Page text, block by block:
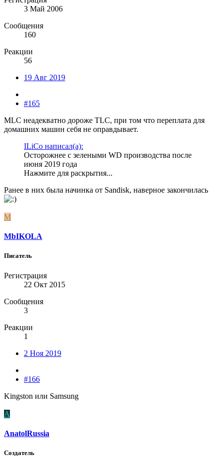
3 Май 2006
Сообщения
160
Реакции
56
19 Авг 2019
#165
MLC неадекватно дороже TLC, при том что переплата для
домашних машин себя не оправдывает.
ILiCo написал(а):
Осторожнее с зелеными WD производства после
июня 2019 года
Нажмите для раскрытия...
Ранee в них была начинка от Sandisk, наверное закончилась
M
MbIKOLA
Писатель
Регистрация
22 Окт 2015
Сообщения
3
Реакции
1
2 Ноя 2019
#166
Kingston или Samsung
A
AnatolRussia
Создатель